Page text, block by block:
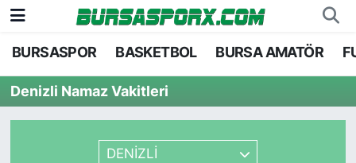
BURSASPOR BASKETBOL BURSA AMATÖR
Denizli Namaz Vakitleri
DENİZLİ
Bursaspor
Futbol
Basketbol
Bursa Nöbetçi Eczaneler
Bursa Hava Durumu
Bursa Namaz Vakitleri